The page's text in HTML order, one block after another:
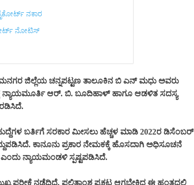
ನಕಾರ
ನೋಟಿಸ್
ಜಿಲ್ಲೆಯ ಚನ್ನಪಟ್ಟಣ ತಾಲೂಕಿನ ಬಿ ಎನ್ ಮಧು ಅವರು
ನ್ಯಾಯಮೂರ್ತಿ ಆರ್. ಬಿ. ಬೂದಿಹಾಳ್ ಹಾಗೂ ಆಡಳಿತ ಸದಸ್ಯ
ಬರ್ತಿಗೆ ಸರಕಾರ ಮೀಸಲು ಹೆಚ್ಚಳ ಮಾಡಿ 2022ರ ಡಿಸೆಂಬರ್
ಕಾನೂನು ಪ್ರಕಾರ ನೇಮಕಕ್ಕೆ ಹೊಸದಾಗಿ ಅಧಿಸೂಚನೆ
ನ್ಯಾಯಮಂಡಳಿ ಸ್ಪಷ್ಟಪಡಿಸಿದೆ.
ಪರೀಕ್ಷೆ ನಡೆದಿದೆ. ಫಲಿತಾಂಶ ಪ್ರಕಟ ಆಗಬೇಕಿದ್ದ ಈ ಹಂತದಲ್ಲಿ